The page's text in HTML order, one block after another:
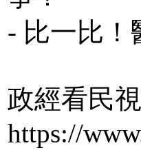
- 比一比！
政經看民視
https://